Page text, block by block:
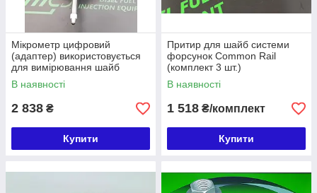
Мікрометр цифровий
(адаптер) використовується
для вимірювання шайб
форсунок Common Rail
В наявності
2 838 ₴
Купити
Притир для шайб системи
форсунок Common Rail
(комплект 3 шт.)
В наявності
1 518 ₴/комплект
Купити